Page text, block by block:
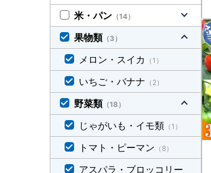
米・パン （14）
果物類 （3）
メロン・スイカ （1）
いちご・バナナ （2）
野菜類 （18）
じゃがいも・イモ類 （1）
トマト・ピーマン （8）
アスパラ・ブロッコリー